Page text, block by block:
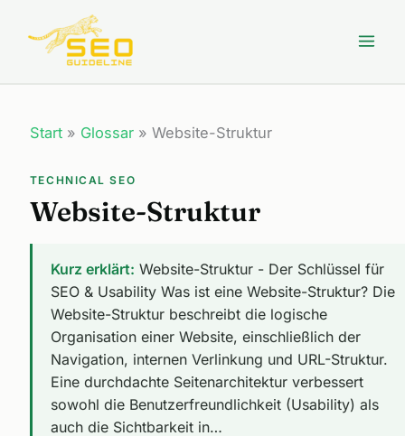
Inhalt
Start» Glossar» Website-Struktur
TECHNICAL SEO
Website-Struktur
Kurz erklärt: Website-Struktur - Der Schlüssel für
SEO & Usability Was ist eine Website-Struktur? Die
Website-Struktur beschreibt die logische
Organisation einer Website, einschließlich der
Navigation, internen Verlinkung und URL-Struktur.
Eine durchdachte Seitenarchitektur verbessert
sowohl die Benutzerfreundlichkeit (Usability) als
auch die Sichtbarkeit in…